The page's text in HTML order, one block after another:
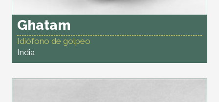
Ghatam
Idiófono de golpeo
India